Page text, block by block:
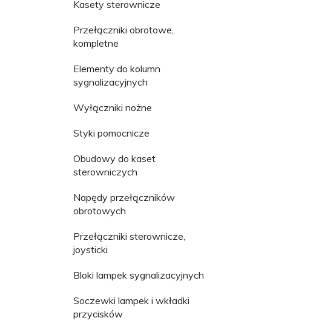
Kasety sterownicze
Przełączniki obrotowe,
kompletne
Elementy do kolumn
sygnalizacyjnych
Wyłączniki nożne
Styki pomocnicze
Obudowy do kaset
sterowniczych
Napędy przełączników
obrotowych
Przełączniki sterownicze,
joysticki
Bloki lampek sygnalizacyjnych
Soczewki lampek i wkładki
przycisków